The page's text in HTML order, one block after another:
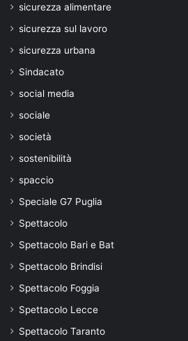
sicurezza alimentare
sicurezza sul lavoro
sicurezza urbana
Sindacato
social media
sociale
società
sostenibilità
spaccio
Speciale G7 Puglia
Spettacolo
Spettacolo Bari e Bat
Spettacolo Brindisi
Spettacolo Foggia
Spettacolo Lecce
Spettacolo Taranto